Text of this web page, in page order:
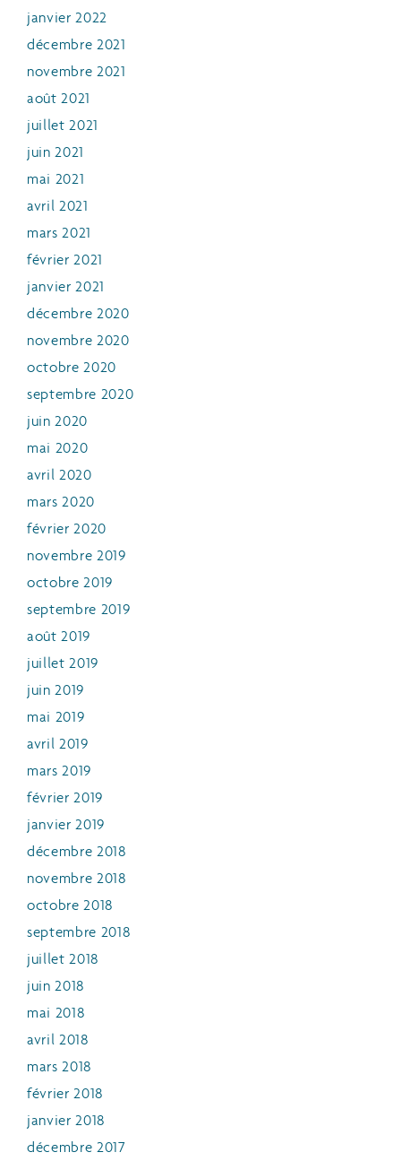
janvier 2022
décembre 2021
novembre 2021
août 2021
juillet 2021
juin 2021
mai 2021
avril 2021
mars 2021
février 2021
janvier 2021
décembre 2020
novembre 2020
octobre 2020
septembre 2020
juin 2020
mai 2020
avril 2020
mars 2020
février 2020
novembre 2019
octobre 2019
septembre 2019
août 2019
juillet 2019
juin 2019
mai 2019
avril 2019
mars 2019
février 2019
janvier 2019
décembre 2018
novembre 2018
octobre 2018
septembre 2018
juillet 2018
juin 2018
mai 2018
avril 2018
mars 2018
février 2018
janvier 2018
décembre 2017